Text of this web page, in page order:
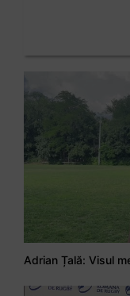
Adrian Țală: Visul